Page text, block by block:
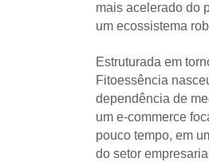
mais acelerado do
um ecossistema
Estruturada em
Fitoessência
dependência de
um e-commerce
pouco tempo, em
do setor